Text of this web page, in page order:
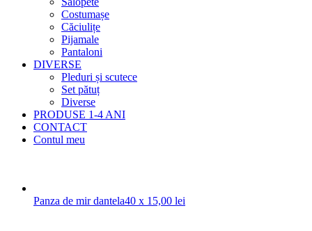
Costumașe
Căciulițe
Pijamale
Pantaloni
DIVERSE
Pleduri și scutece
Set pătuț
Diverse
PRODUSE 1-4 ANI
CONTACT
Contul meu
Panza de mir dantela40 x 15,00 lei